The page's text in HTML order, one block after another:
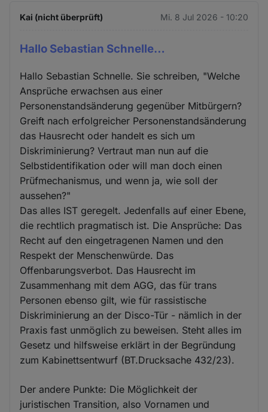
Kai (nicht überprüft) Mi. 8 Jul 2026 - 10:20
Hallo Sebastian Schnelle…
Hallo Sebastian Schnelle. Sie schreiben, "Welche
Ansprüche erwachsen aus einer
Personenstandsänderung gegenüber Mitbürgern?
Greift nach erfolgreicher Personenstandsänderung
das Hausrecht oder handelt es sich um
Diskriminierung? Vertraut man nun auf die
Selbstidentifikation oder will man doch einen
Prüfmechanismus, und wenn ja, wie soll der
aussehen?"
Das alles IST geregelt. Jedenfalls auf einer Ebene,
die rechtlich pragmatisch ist. Die Ansprüche: Das
Recht auf den eingetragenen Namen und den
Respekt der Menschenwürde. Das
Offenbarungsverbot. Das Hausrecht im
Zusammenhang mit dem AGG, das für trans
Personen ebenso gilt, wie für rassistische
Diskriminierung an der Disco-Tür - nämlich in der
Praxis fast unmöglich zu beweisen. Steht alles im
Gesetz und hilfsweise erklärt in der Begründung
zum Kabinettsentwurf (BT.Drucksache 432/23).
Der andere Punkte: Die Möglichkeit der
juristischen Transition, also Vornamen und